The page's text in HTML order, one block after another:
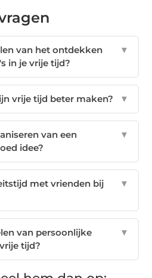
van het ontdekken
in je vrije tijd?
▼
vrije tijd beter maken? ▼
van een
idee?
▼
met vrienden bij
▼
van persoonlijke
tijd?
▼